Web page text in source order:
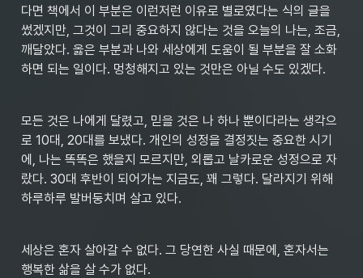
다면 책에서 이 부분은 이런저런 이유로 별로였다는 식의 글을
썼겠지만, 그것이 그리 중요하지 않다는 것을 오늘의 나는, 조금,
깨달았다. 옳은 부분과 나와 세상에게 도움이 될 부분을 잘 소화
하면 되는 일이다. 멍청해지고 있는 것만은 아닐 수도 있겠다.
모든 것은 나에게 달렸고, 믿을 것은 나 하나 뿐이다라는 생각으
로 10대, 20대를 보냈다. 개인의 성정을 결정짓는 중요한 시기
에, 나는 똑똑은 했을지 모르지만, 외롭고 날카로운 성정으로 자
랐다. 30대 후반이 되어가는 지금도, 꽤 그렇다. 달라지기 위해
하루하루 발버둥치며 살고 있다.
세상은 혼자 살아갈 수 없다. 그 당연한 사실 때문에, 혼자서는
행복한 삶을 살 수가 없다.